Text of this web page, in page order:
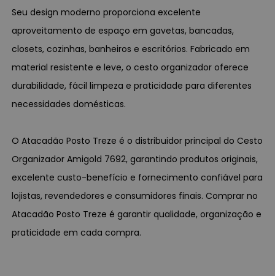
Seu design moderno proporciona excelente
aproveitamento de espaço em gavetas, bancadas,
closets, cozinhas, banheiros e escritórios. Fabricado em
material resistente e leve, o cesto organizador oferece
durabilidade, fácil limpeza e praticidade para diferentes
necessidades domésticas.
O Atacadão Posto Treze é o distribuidor principal do Cesto
Organizador Amigold 7692, garantindo produtos originais,
excelente custo-benefício e fornecimento confiável para
lojistas, revendedores e consumidores finais. Comprar no
Atacadão Posto Treze é garantir qualidade, organização e
praticidade em cada compra.